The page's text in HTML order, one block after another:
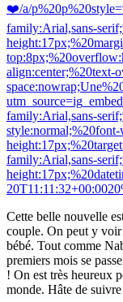
❤️/a/
family:Arial,sans-
align:center;%20text-
family:Arial,sans-
family:Arial,sans-
Cette belle nouvelle
couple. On peut y
bébé. Tout comme
premiers mois se
! On est très heureux
monde. Hâte de suivre